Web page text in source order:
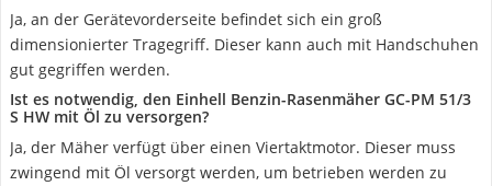
Ja, an der Gerätevorderseite befindet sich ein groß
dimensionierter Tragegriff. Dieser kann auch mit Handschuhen
gut gegriffen werden.
Ist es notwendig, den Einhell Benzin-Rasenmäher GC-PM 51/3
S HW mit Öl zu versorgen?
Ja, der Mäher verfügt über einen Viertaktmotor. Dieser muss
zwingend mit Öl versorgt werden, um betrieben werden zu